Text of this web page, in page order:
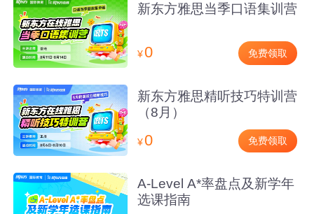
新东方雅思当季口语集训营
¥0 免费领取
新东方雅思精听技巧特训营
（8月）
¥0 免费领取
A-Level A*率盘点及新学年
选课指南